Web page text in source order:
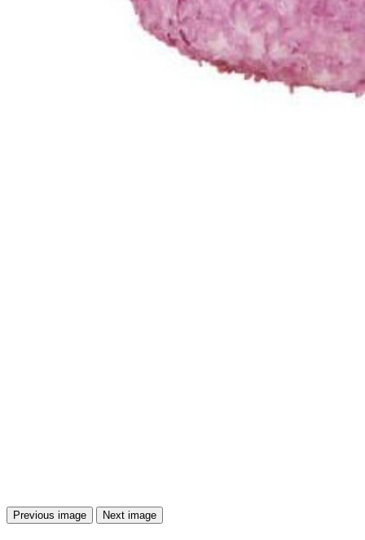
Previous image Next image